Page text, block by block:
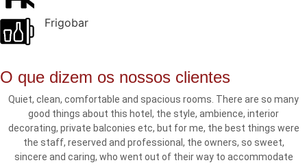
Frigobar
O que dizem os nossos clientes
Quiet, clean, comfortable and spacious rooms. There are so many
good things about this hotel, the style, ambience, interior
decorating, private balconies etc, but for me, the best things were
the staff, reserved and professional, the owners, so sweet,
sincere and caring, who went out of their way to accommodate